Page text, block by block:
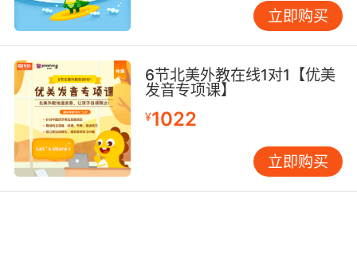
气预报播报、编写关于环境污染的小故事或进行
角色扮演等活动，学生可以在实践中加深对词汇
的理解和记忆。同时，我们还鼓励学生关注身边
的环境问题，用英语记录和描述他们所见所闻的
雾和雾霾现象，从而培养他们的观察力和表达能
力。
综上所述，英语中描述雾和雾霾的词汇和表达方
式丰富多样，从基础词汇到高级表达，再到文化
语境的差异，都体现了英语语言的精确性和表现
立即购买
6节北美外教在线1对1【优美
发音专项课】
¥1022
立即购买